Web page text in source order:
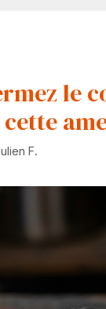
le
cette
F.